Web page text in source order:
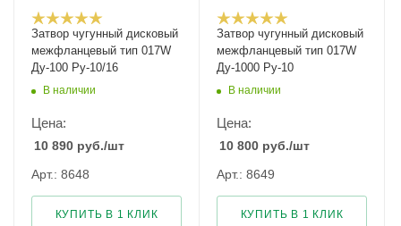
Затвор чугунный дисковый
межфланцевый тип 017W
Ду-100 Ру-10/16
В наличии
Цена:
10 890 руб./шт
Арт.: 8648
КУПИТЬ В 1 КЛИК
Затвор чугунный дисковый
межфланцевый тип 017W
Ду-1000 Ру-10
В наличии
Цена:
10 800 руб./шт
Арт.: 8649
КУПИТЬ В 1 КЛИК